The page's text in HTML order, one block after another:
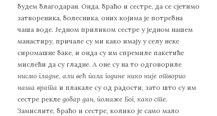
будем благодаран. Онда, браћо и сестре, да се сјетимо
затвореника, болесника, оних којима је потребна
чаша воде. Једном приликом сестре у једном нашем
манастиру, причале су ми како имају у селу неке
сиромашне баке, и онда су им спремиле пакетиће
мислећи да су гладне. А оне су на то одговориле
нисмо гладне, али већ пола године нико није отворио
наша врата и плакале су од радости, зато што су им
сестре рекле добар дан, помаже Бог, како сте.
Замислите, браћо и сестре, колико је само мало